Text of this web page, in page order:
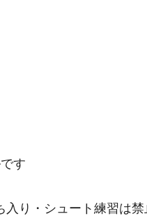
す
入り・シュート練習は